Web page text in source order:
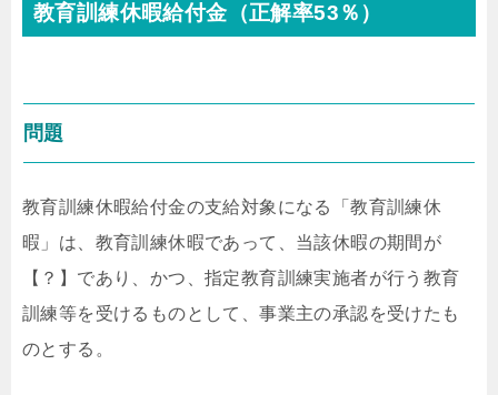
教育訓練休暇給付金（正解率53％）
問題
教育訓練休暇給付金の支給対象になる「教育訓練休
暇」は、教育訓練休暇であって、当該休暇の期間が
【？】であり、かつ、指定教育訓練実施者が行う教育
訓練等を受けるものとして、事業主の承認を受けたも
のとする。